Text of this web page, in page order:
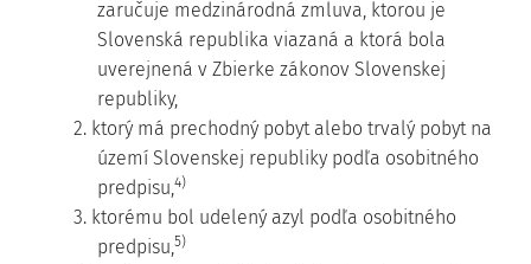
zaručuje medzinárodná zmluva, ktorou je
Slovenská republika viazaná a ktorá bola
uverejnená v Zbierke zákonov Slovenskej
republiky,
2. ktorý má prechodný pobyt alebo trvalý pobyt na
území Slovenskej republiky podľa osobitného
predpisu,4)
3. ktorému bol udelený azyl podľa osobitného
predpisu,5)